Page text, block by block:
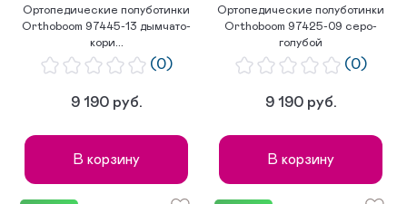
Ортопедические полуботинки
Orthoboom 97445-13 дымчато-
кори...
(0)
9 190 руб.
В корзину
Ортопедические полуботинки
Orthoboom 97425-09 серо-
голубой
(0)
9 190 руб.
В корзину